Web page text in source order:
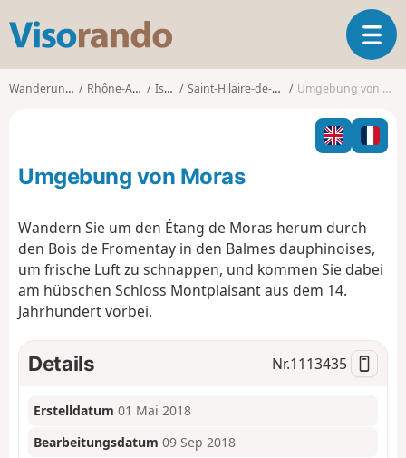
s
o
T
o
l
n
a
t
Wanderungen Rhône-Alpes Isère Saint-Hilaire-de-Brens Umgebung von Moras
Umgebung von Moras
Wandern Sie um den Étang de Moras herum durch
den Bois de Fromentay in den Balmes dauphinoises,
um frische Luft zu schnappen, und kommen Sie dabei
am hübschen Schloss Montplaisant aus dem 14.
Jahrhundert vorbei.
Details Nr.1113435
Erstelldatum 01 Mai 2018
Bearbeitungsdatum 09 Sep 2018